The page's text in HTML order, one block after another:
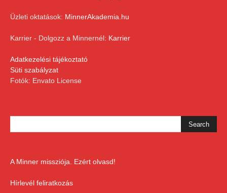
Üzleti oktatások: MinnerAkademia.hu
Karrier - Dolgozz a Minnernél: Karrier
Adatkezelési tájékoztató
Süti szabályzat
Fotók: Envato License
A Minner missziója. Ezért olvasd!
Hírlevél feliratkozás